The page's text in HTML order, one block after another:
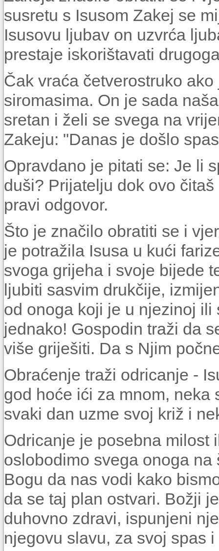
susretu s Isusom Zakej se
Isusovu ljubav on uzvrća
prestaje iskorištavati
Čak vraća četverostruko
siromasima. On je sada
sretan i želi se svega na
Zakeju: "Danas je došlo
Opravdano je pitati se: Je li
duši? Prijatelju dok ovo
pravi odgovor.
Što je značilo obratiti se i
je potražila Isusa u kući
svoga grijeha i svoje bijede
ljubiti sasvim drukčije,
od onoga koji je u njezinoj
jednako! Gospodin traži da
više griješiti. Da s Njim
Obraćenje traži odricanje -
god hoće ići za mnom, neka
svaki dan uzme svoj križ i
Odricanje je posebna milost
oslobodimo svega onoga
Bogu da nas vodi kako
da se taj plan ostvari. Božji
duhovno zdravi, ispunjeni
njegovu slavu, za svoj spas